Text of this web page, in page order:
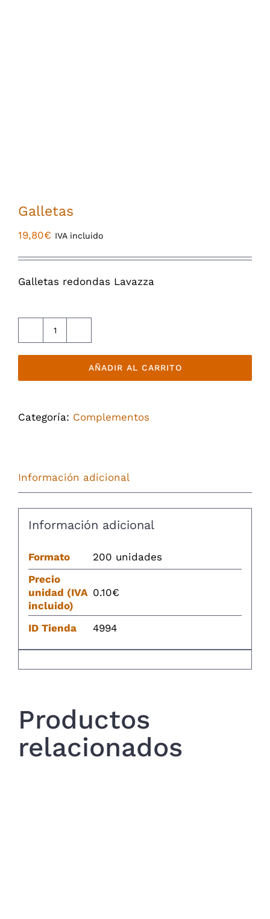
Galletas
19,80€ IVA incluido
Galletas redondas Lavazza
cantidad
AÑADIR AL CARRITO
Categoría: Complementos
Información adicional
Información adicional
Formato
200 unidades
Precio
unidad (IVA
incluido)
0.10€
ID Tienda 4994
Productos
relacionados